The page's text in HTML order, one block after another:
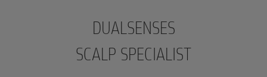
DUALSENSES
SCALP SPECIALIST